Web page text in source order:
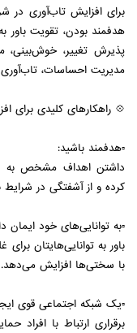
برای افزایش تاب‌آوری در
هدفمند بودن، تقویت باور
پذیرش تغییر، خوش‌بینی،
مدیریت احساسات، تاب‌آوری
💠 راهکارهای کلیدی برای
▫️هدفمند باشید:
داشتن اهداف مشخص به
کرده و از آشفتگی در شرایط
▫️به توانایی‌های خود ایمان
باور به توانایی‌هایتان
با سختی‌ها افزایش می‌دهد.
▫️یک شبکه اجتماعی قوی
برقراری ارتباط با افراد